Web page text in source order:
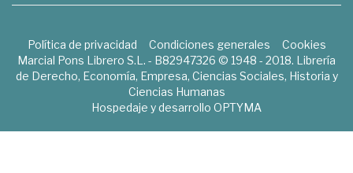
Política de privacidad Condiciones generales
Cookies
Marcial Pons Librero S.L. - B82947326 © 1948 - 2018. Librería
de Derecho, Economía, Empresa, Ciencias Sociales, Historia y
Ciencias Humanas
Hospedaje y desarrollo OPTYMA